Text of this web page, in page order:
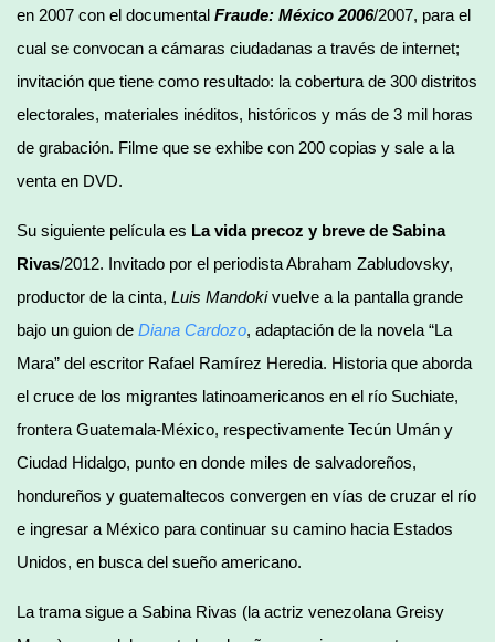
en 2007 con el documental Fraude: México 2006/2007, para el
cual se convocan a cámaras ciudadanas a través de internet;
invitación que tiene como resultado: la cobertura de 300 distritos
electorales, materiales inéditos, históricos y más de 3 mil horas
de grabación. Filme que se exhibe con 200 copias y sale a la
venta en DVD.
Su siguiente película es La vida precoz y breve de Sabina
Rivas/2012. Invitado por el periodista Abraham Zabludovsky,
productor de la cinta, Luis Mandokivuelve a la pantalla grande
bajo un guion de Diana Cardozo, adaptación de la novela “La
Mara” del escritor Rafael Ramírez Heredia. Historia que aborda
el cruce de los migrantes latinoamericanos en el río Suchiate,
frontera Guatemala-México, respectivamente Tecún Umán y
Ciudad Hidalgo, punto en donde miles de salvadoreños,
hondureños y guatemaltecos convergen en vías de cruzar el río
e ingresar a México para continuar su camino hacia Estados
Unidos, en busca del sueño americano.
La trama sigue a Sabina Rivas (la actriz venezolana Greisy